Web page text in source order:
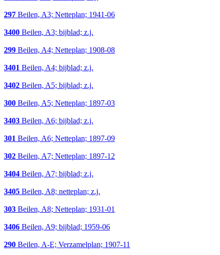
297 Beilen, A3; Netteplan; 1941-06
3400 Beilen, A3; bijblad; z.j.
299 Beilen, A4; Netteplan; 1908-08
3401 Beilen, A4; bijblad; z.j.
3402 Beilen, A5; bijblad; z.j.
300 Beilen, A5; Netteplan; 1897-03
3403 Beilen, A6; bijblad; z.j.
301 Beilen, A6; Netteplan; 1897-09
302 Beilen, A7; Netteplan; 1897-12
3404 Beilen, A7; bijblad; z.j.
3405 Beilen, A8; netteplan; z.j.
303 Beilen, A8; Netteplan; 1931-01
3406 Beilen, A9; bijblad; 1959-06
290 Beilen, A-E; Verzamelplan; 1907-11